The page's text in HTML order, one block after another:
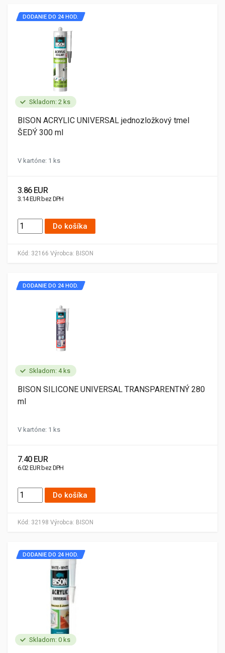
Skladom: 2 ks
Kód: 32166 Výrobca: BISON
DODANIE DO 24 HOD.
BISON ACRYLIC UNIVERSAL jednozložkový tmel
ŠEDÝ 300 ml
V kartóne: 1 ks
3.86 EUR
3.14 EUR bez DPH
Do košíka
Skladom: 4 ks
Kód: 32198 Výrobca: BISON
DODANIE DO 24 HOD.
BISON SILICONE UNIVERSAL TRANSPARENTNÝ 280
ml
V kartóne: 1 ks
7.40 EUR
6.02 EUR bez DPH
Do košíka
Skladom: 0 ks
DODANIE DO 24 HOD.